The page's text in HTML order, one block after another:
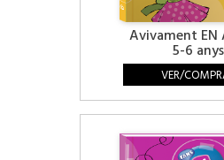
Avivament EN
5-6 anys
VER/